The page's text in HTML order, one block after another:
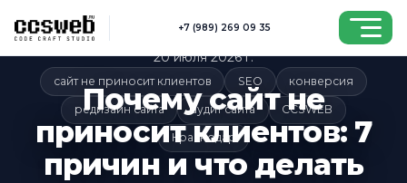
+7 (989) 269 09 35
Почему сайт не
приносит клиентов: 7
причин и что делать
20 июля 2026 г.
сайт не приносит клиентов SEO конверсия
редизайн сайта аудит сайта CCSWEB
Краснодар